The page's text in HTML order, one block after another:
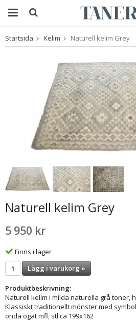
Produkten har
tillagd i
Startsida Kelim Naturell kelim Grey
Naturell kelim Grey
5 950 kr
Finns i lager
Lägg i varukorg »
Produktbeskrivning:
Naturell kelim i milda naturella grå toner,
Klassiskt traditionellt mönster med
onda ögat mfl, stl ca 199x162